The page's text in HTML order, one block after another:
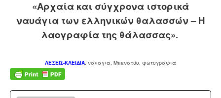
«Αρχαία και σύγχρονα ιστορικά
ναυάγια των ελληνικών θαλασσών – Η
λαογραφία της θάλασσας».
ΛΕΞΕΙΣ-ΚΛΕΙΔΙΑ: ναυαγια, Μπενατσο, φωτογραφια